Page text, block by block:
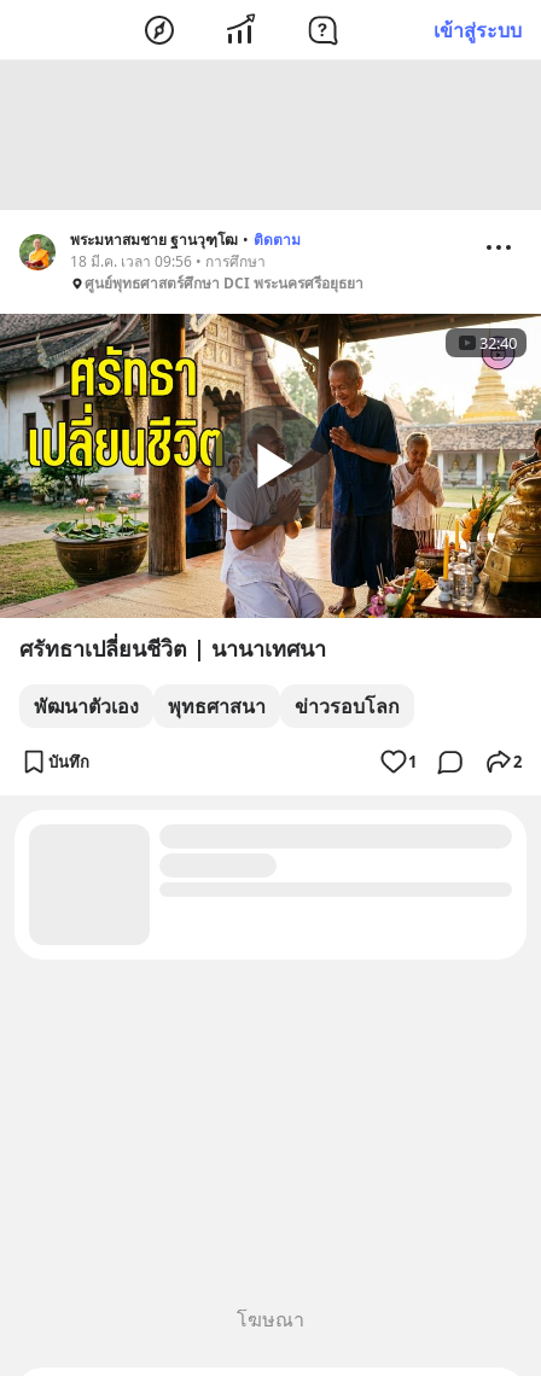
เข้าสู่ระบบ
พระมหาสมชาย ฐานวุฑฺโฒ • ติดตาม
18 มี.ค. เวลา 09:56 • การศึกษา
ศูนย์พุทธศาสตร์ศึกษา DCI พระนครศรีอยุธยา
32:40
ศรัทธาเปลี่ยนชีวิต | นานาเทศนา
พัฒนาตัวเอง พุทธศาสนา ข่าวรอบโลก
บันทึก 1 2
โฆษณา